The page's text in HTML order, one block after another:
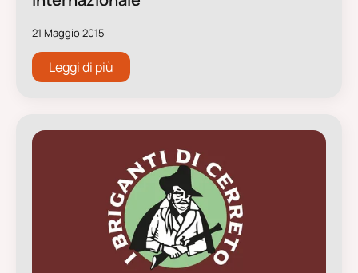
21 Maggio 2015
Leggi di più